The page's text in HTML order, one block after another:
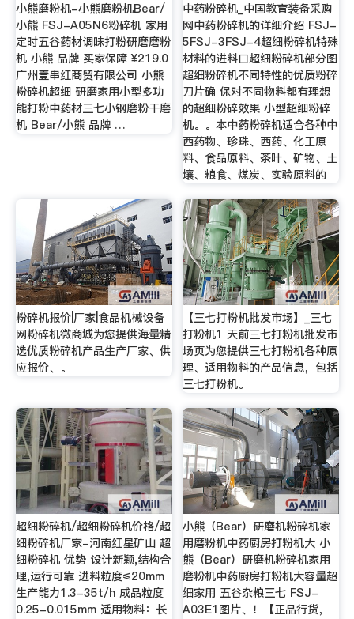
小熊磨粉机-小熊磨粉机Bear/
小熊 FSJ-A05N6粉碎机 家用
定时五谷药材调味打粉研磨磨粉
机 小熊 品牌 买家保障 ¥219.0
广州壹串红商贸有限公司 小熊
粉碎机超细 研磨家用小型多功
能打粉中药材三七小钢磨粉干磨
机 Bear/小熊 品牌 …
中药粉碎机_中国教育装备采购
网中药粉碎机的详细介绍 FSJ-
5FSJ-3FSJ-4超细粉碎机特殊
材料的进料口超细粉碎机部分图
超细粉碎机不同特性的优质粉碎
刀片确 保对不同物料都有理想
的超细粉碎效果 小型超细粉碎
机。。本中药粉碎机适合各种中
西药物、珍珠、西药、化工原
料、食品原料、茶叶、矿物、土
壤、粮食、煤炭、实验原料的
粉碎机报价|厂家|食品机械设备
网粉碎机微商城为您提供海量精
选优质粉碎机产品生产厂家、供
应报价、。
【三七打粉机批发市场】_三七
打粉机1 天前三七打粉机批发市
场页为您提供三七打粉机各种原
理、适用物料的产品信息，包括
三七打粉机。
超细粉碎机/超细粉碎机价格/超
细粉碎机厂家-河南红星矿山 超
细粉碎机 优势 设计新颖,结构合
理,运行可靠 进料粒度≤20mm
生产能力1.3-35t/h 成品粒度
0.25-0.015mm 适用物料：长
小熊（Bear）研磨机粉碎机家
用磨粉机中药厨房打粉机大 小
熊（Bear）研磨机粉碎机家用
磨粉机中药厨房打粉机大容量超
细家用 五谷杂粮三七 FSJ-
A03E1图片、！【正品行货，